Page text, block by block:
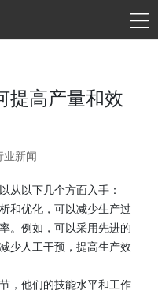
提高产量和效
业新闻
从以下几个方面入手：
和优化，可以减少生产过
。例如，可以采用先进的
少人工干预，提高生产效
，他们的技能水平和工作